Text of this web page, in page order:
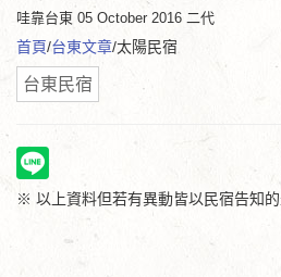
哇靠台東 05 October 2016 二代
首頁/台東文章/太陽民宿
台東民宿
※ 以上資料但若有異動皆以民宿告知的